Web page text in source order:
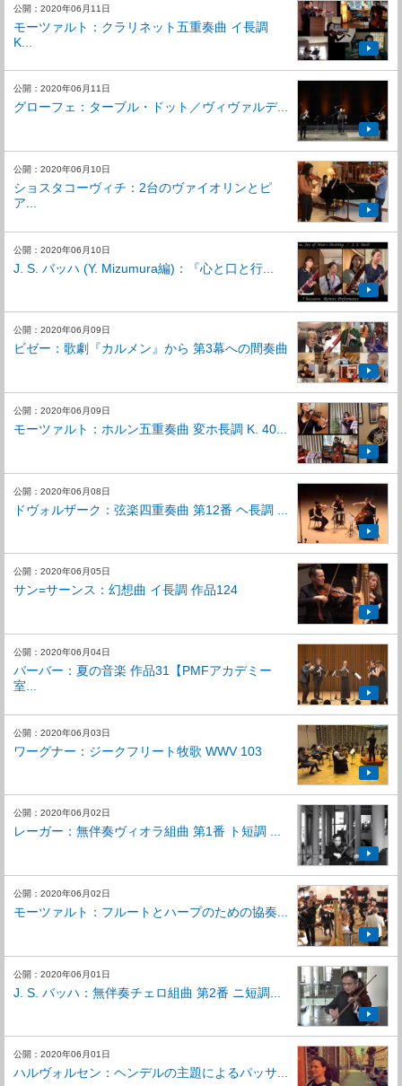
公開：2020年06月11日
モーツァルト：クラリネット五重奏曲 イ長調
K...
公開：2020年06月11日
グローフェ：ターブル・ドット／ヴィヴァルデ...
公開：2020年06月10日
ショスタコーヴィチ：2台のヴァイオリンとピ
ア...
公開：2020年06月10日
J. S. バッハ (Y. Mizumura編)：『心と口と行...
公開：2020年06月09日
ビゼー：歌劇『カルメン』から 第3幕への間奏曲
公開：2020年06月09日
モーツァルト：ホルン五重奏曲 変ホ長調 K. 40...
公開：2020年06月08日
ドヴォルザーク：弦楽四重奏曲 第12番 ヘ長調 ...
公開：2020年06月05日
サン=サーンス：幻想曲 イ長調 作品124
公開：2020年06月04日
バーバー：夏の音楽 作品31【PMFアカデミー
室...
公開：2020年06月03日
ワーグナー：ジークフリート牧歌 WWV 103
公開：2020年06月02日
レーガー：無伴奏ヴィオラ組曲 第1番 ト短調 ...
公開：2020年06月02日
モーツァルト：フルートとハープのための協奏...
公開：2020年06月01日
J. S. バッハ：無伴奏チェロ組曲 第2番 ニ短調...
公開：2020年06月01日
ハルヴォルセン：ヘンデルの主題によるパッサ...